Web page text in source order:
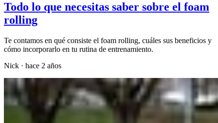
Todo lo que necesitas saber sobre el foam
rolling
Te contamos en qué consiste el foam rolling, cuáles sus beneficios y
cómo incorporarlo en tu rutina de entrenamiento.
Nick · hace 2 años